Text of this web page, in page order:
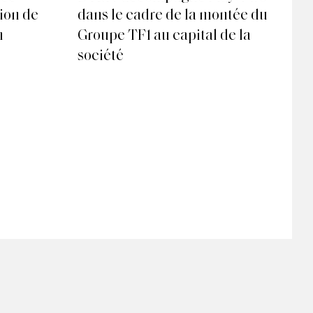
de
dans le cadre de la montée du
Groupe TF1 au capital de la
société